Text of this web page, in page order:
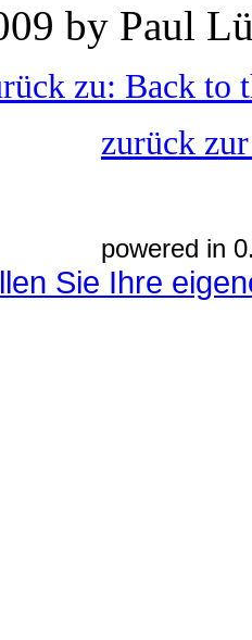
by Paul
zu: Back to
zurück
powered in
Sie Ihre